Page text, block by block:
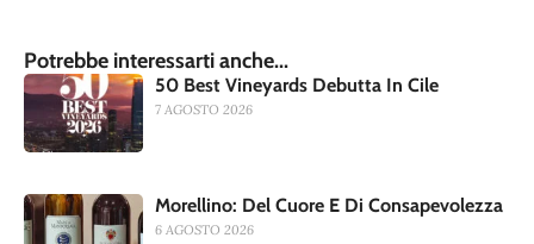
Potrebbe interessarti anche...
50 Best Vineyards Debutta In Cile
7 AGOSTO 2026
Morellino: Del Cuore E Di Consapevolezza
6 AGOSTO 2026